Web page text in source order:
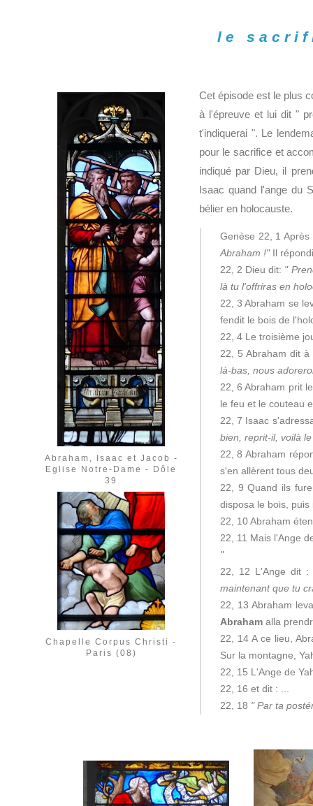
le
Abraham, Isaac et Jacob -
Eglise Notre-Dame - Dôle
39
Chapelle Corpus Christi -
Paris (08)
Cet épisode est le plus
à l'épreuve et lui dit "
t'indiquerai ". Le
pour le sacrifice et
indiqué par Dieu, il
Isaac quand l'ange du
bélier en holocauste.
Genèse 22, 1
Abraham !"Il
22, 2 Dieu dit: "
là tu l'offriras en
22, 3 Abraham se
fendit le bois de
22, 4 Le troisième
22, 5 Abraham dit
là-bas, nous
22, 6 Abraham prit
le feu et le couteau
22, 7 Isaac
bien, reprit-il, voilà
22, 8 Abraham
s'en allèrent tous
22, 9 Quand ils
disposa le bois,
22, 10 Abraham
22, 11 Mais l'Ange
"
22, 12 L'Ange dit
maintenant que tu
22, 13 Abraham
Abrahamalla
22, 14 A ce lieu,
Sur la montagne,
22, 15 L'Ange de
22, 16 et dit : ...
22, 18 " Par ta